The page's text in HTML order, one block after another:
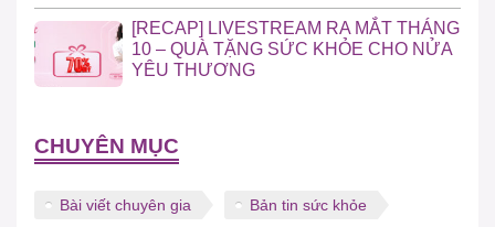
[RECAP] LIVESTREAM RA MẮT THÁNG
10 – QUÀ TẶNG SỨC KHỎE CHO NỬA
YÊU THƯƠNG
CHUYÊN MỤC
Bài viết chuyên gia Bản tin sức khỏe